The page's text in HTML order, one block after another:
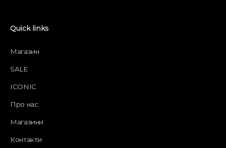
Quick links
Магазин
SALE
ICONIC
Про нас
Магазини
Контакти